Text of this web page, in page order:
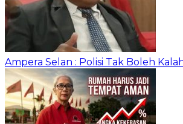
Ampera Selan : Polisi Tak Boleh